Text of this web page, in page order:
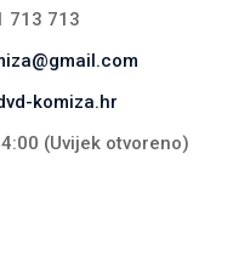
713 713
komiza.hr
(Uvijek otvoreno)